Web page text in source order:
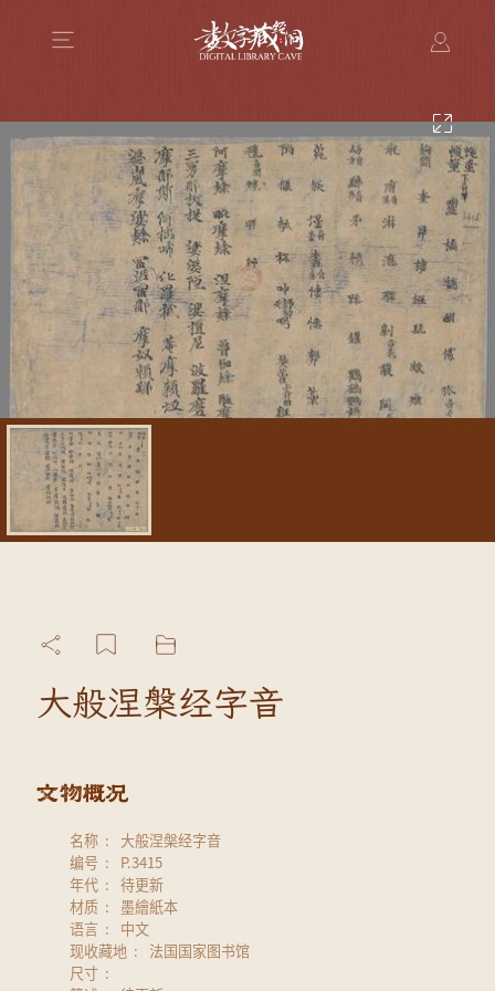
大般涅槃经字音
名称
大般涅槃经字音
编号
P.3415
年代
待更新
材质
墨繪紙本
语言
中文
现收藏地
法国国家图书馆
尺寸